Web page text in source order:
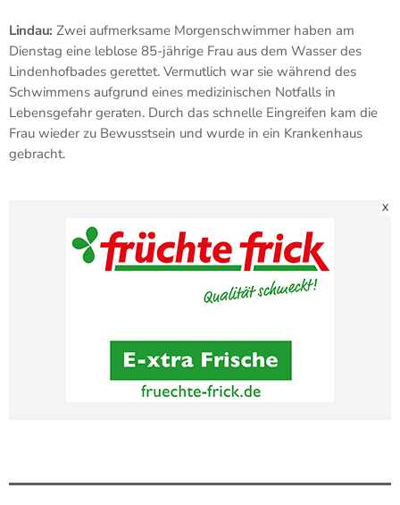
Lindau: Zwei aufmerksame Morgenschwimmer haben am
Dienstag eine leblose 85-jährige Frau aus dem Wasser des
Lindenhofbades gerettet. Vermutlich war sie während des
Schwimmens aufgrund eines medizinischen Notfalls in
Lebensgefahr geraten. Durch das schnelle Eingreifen kam die
Frau wieder zu Bewusstsein und wurde in ein Krankenhaus
gebracht.
X